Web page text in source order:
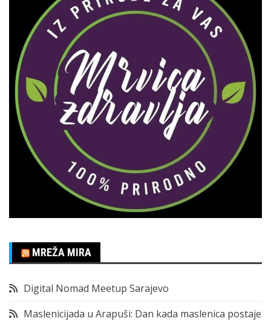
MREŽA MIRA
Digital Nomad Meetup Sarajevo
Maslenicijada u Arapuši: Dan kada maslenica postaje